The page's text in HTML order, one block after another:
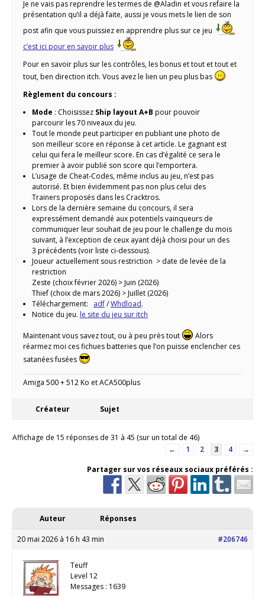
Je ne vais pas reprendre les termes de @Aladin et vous refaire la
présentation qu’il a déjà faite, aussi je vous mets le lien de son
post afin que vous puissiez en apprendre plus sur ce jeu
c’est ici pour en savoir plus
Pour en savoir plus sur les contrôles, les bonus et tout et tout et
tout, ben direction itch. Vous avez le lien un peu plus bas
Règlement du concours :
Mode : Choisissez Ship layout A+B pour pouvoir
parcourir les 70 niveaux du jeu.
Tout le monde peut participer en publiant une photo de
son meilleur score en réponse à cet article. Le gagnant est
celui qui fera le meilleur score. En cas d’égalité ce sera le
premier à avoir publié son score qui l’emportera.
L’usage de Cheat-Codes, même inclus au jeu, n’est pas
autorisé. Et bien évidemment pas non plus celui des
Trainers proposés dans les Cracktros.
Lors de la dernière semaine du concours, il sera
expressément demandé aux potentiels vainqueurs de
communiquer leur souhait de jeu pour le challenge du mois
suivant, à l’exception de ceux ayant déjà choisi pour un des
3 précédents (voir liste ci-dessous).
Joueur actuellement sous restriction > date de levée de la
restriction
Zeste (choix février 2026) > Juin (2026)
Thief (choix de mars 2026) > Juillet (2026)
Téléchargement: adf/Whdload.
Notice du jeu. le site du jeu sur itch
Maintenant vous savez tout, ou à peu près tout
Alors
réarmez moi ces fichues batteries que l’on puisse enclencher ces
satanées fusées
Amiga 500 + 512 Ko et ACA500plus
Créateur Sujet
Affichage de 15 réponses de 31 à 45 (sur un total de 46)
←
1 2 3 4
→
Partager sur vos réseaux sociaux préférés :
Auteur Réponses
20 mai 2026 à 16 h 43 min #206746
Teuff
Level 12
Messages : 1639